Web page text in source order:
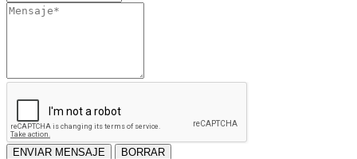
Mensaje
ENVIAR MENSAJE BORRAR